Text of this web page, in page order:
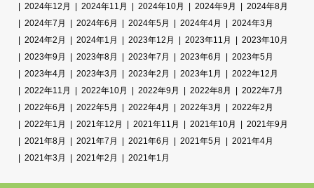
2024年12月
2024年11月 2024年10月 2024年9月
2024年8月
2024年7月
2024年6月 2024年5月 2024年4月
2024年3月
2024年2月
2024年1月 2023年12月 2023年11月
2023年10月
2023年9月
2023年8月 2023年7月 2023年6月
2023年5月
2023年4月
2023年3月 2023年2月 2023年1月
2022年12月
2022年11月
2022年10月 2022年9月 2022年8月
2022年7月
2022年6月
2022年5月 2022年4月 2022年3月
2022年2月
2022年1月
2021年12月 2021年11月 2021年10月
2021年9月
2021年8月
2021年7月 2021年6月 2021年5月
2021年4月
2021年3月
2021年2月 2021年1月